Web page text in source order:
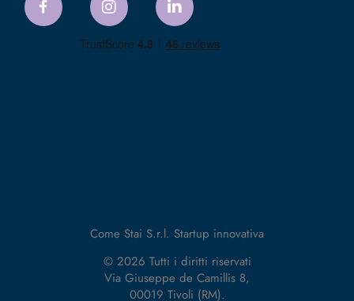
Come Stai S.r.l. Startup innovativa
© 2026 Tutti i diritti riservati
Via Giuseppe de Camillis 8,
00019 Tivoli (RM).